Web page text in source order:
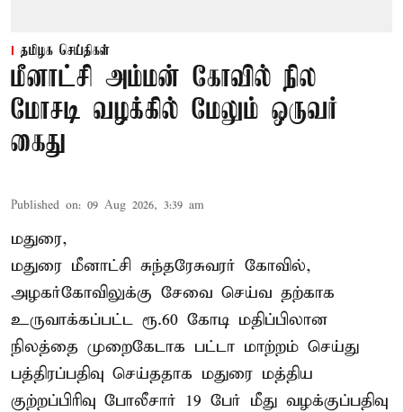
தமிழக செய்திகள்
மீனாட்சி அம்மன் கோவில் நில
மோசடி வழக்கில் மேலும் ஒருவர்
கைது
Published on: 09 Aug 2026, 3:39 am
மதுரை,
மதுரை மீனாட்சி சுந்தரேசுவரர் கோவில்,
அழகர்கோவிலுக்கு சேவை செய்வ தற்காக
உருவாக்கப்பட்ட ரூ.60 கோடி மதிப்பிலான
நிலத்தை முறைகேடாக பட்டா மாற்றம் செய்து
பத்திரப்பதிவு செய்ததாக மதுரை மத்திய
குற்றப்பிரிவு போலீசார் 19 பேர் மீது வழக்குப்பதிவு